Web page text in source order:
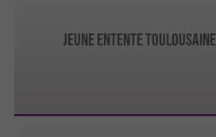
JEUNE ENTENTE TOULOUSAINE